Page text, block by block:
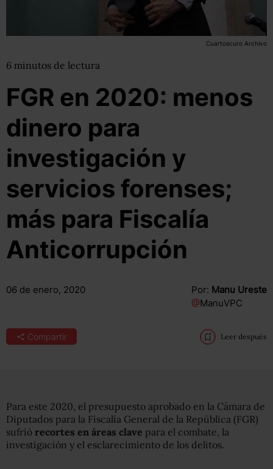
Cuartoscuro Archivo
6 minutos de lectura
FGR en 2020: menos
dinero para
investigación y
servicios forenses;
más para Fiscalía
Anticorrupción
06 de enero, 2020 Por: Manu Ureste
@ManuVPC
Compartir Leer después
Para este 2020, el presupuesto aprobado en la Cámara de
Diputados para la Fiscalía General de la República (FGR)
sufrió recortes en áreas clave para el combate, la
investigación y el esclarecimiento de los delitos.